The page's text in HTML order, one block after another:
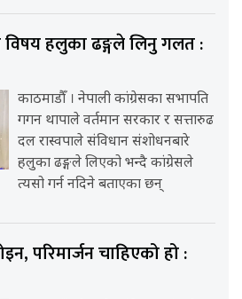
हलुका ढङ्गले लिनु गलत :
काठमाडौँ । नेपाली कांग्रेसका सभापति
गगन थापाले वर्तमान सरकार र सत्तारुढ
दल रास्वपाले संविधान संशोधनबारे
हलुका ढङ्गले लिएको भन्दै कांग्रेसले
त्यसो गर्न नदिने बताएका छन्
परिमार्जन चाहिएको हो :